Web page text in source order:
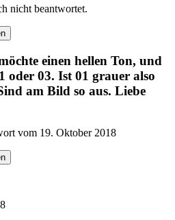
nicht beantwortet.
einen hellen Ton, und
oder 03. Ist 01 grauer also
am Bild so aus. Liebe
vom 19. Oktober 2018